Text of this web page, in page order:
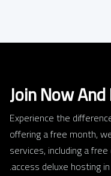
Join Now
Experience the
offering a free month,
services, including a
access deluxe hosting